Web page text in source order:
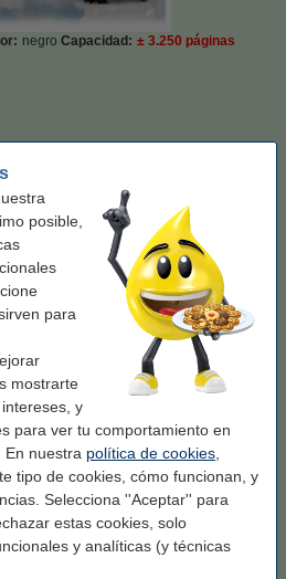
posible,
para
mostrarte
y
para ver tu comportamiento en
En nuestra política de cookies
tipo de cookies, cómo funcionan, y
Selecciona ''Aceptar'' para
estas cookies, solo
y analíticas (y técnicas
negro Capacidad: ± 3.250 páginas
impresión!
Comprar
Pack doble toner negro XL